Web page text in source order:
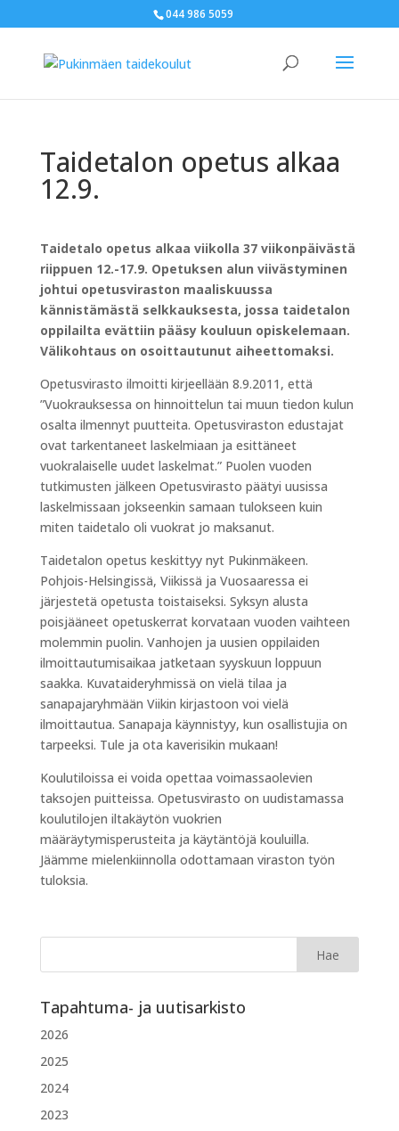
044 986 5059
Taidetalon opetus alkaa
12.9.
Taidetalo opetus alkaa viikolla 37 viikonpäivästä
riippuen 12.-17.9. Opetuksen alun viivästyminen
johtui opetusviraston maaliskuussa
kännistämästä selkkauksesta, jossa taidetalon
oppilailta evättiin pääsy kouluun opiskelemaan.
Välikohtaus on osoittautunut aiheettomaksi.
Opetusvirasto ilmoitti kirjeellään 8.9.2011, että
”Vuokrauksessa on hinnoittelun tai muun tiedon kulun
osalta ilmennyt puutteita. Opetusviraston edustajat
ovat tarkentaneet laskelmiaan ja esittäneet
vuokralaiselle uudet laskelmat.” Puolen vuoden
tutkimusten jälkeen Opetusvirasto päätyi uusissa
laskelmissaan jokseenkin samaan tulokseen kuin
miten taidetalo oli vuokrat jo maksanut.
Taidetalon opetus keskittyy nyt Pukinmäkeen.
Pohjois-Helsingissä, Viikissä ja Vuosaaressa ei
järjestetä opetusta toistaiseksi. Syksyn alusta
poisjääneet opetuskerrat korvataan vuoden vaihteen
molemmin puolin. Vanhojen ja uusien oppilaiden
ilmoittautumisaikaa jatketaan syyskuun loppuun
saakka. Kuvataideryhmissä on vielä tilaa ja
sanapajaryhmään Viikin kirjastoon voi vielä
ilmoittautua. Sanapaja käynnistyy, kun osallistujia on
tarpeeksi. Tule ja ota kaverisikin mukaan!
Koulutiloissa ei voida opettaa voimassaolevien
taksojen puitteissa. Opetusvirasto on uudistamassa
koulutilojen iltakäytön vuokrien
määräytymisperusteita ja käytäntöjä kouluilla.
Jäämme mielenkiinnolla odottamaan viraston työn
tuloksia.
Tapahtuma- ja uutisarkisto
2026
2025
2024
2023